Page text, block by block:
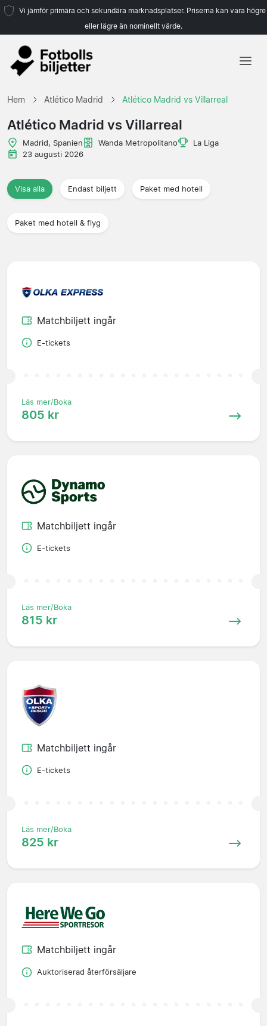
Vi jämför primära och sekundära marknadsplatser. Priserna kan vara högre
eller lägre än nominellt värde.
Hem Atlético Madrid Atlético Madrid vs Villarreal
Atlético Madrid vs Villarreal
Madrid, Spanien Wanda Metropolitano
La Liga
23 augusti 2026
Visa alla Endast biljett Paket med hotell
Paket med hotell & flyg
Matchbiljett ingår
E-tickets
Läs mer/Boka
805 kr
Matchbiljett ingår
E-tickets
Läs mer/Boka
815 kr
Matchbiljett ingår
E-tickets
Läs mer/Boka
825 kr
Matchbiljett ingår
Auktoriserad återförsäljare